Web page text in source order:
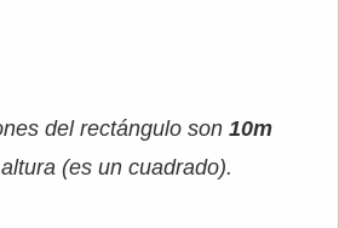
del rectángulo son 10m
(es un cuadrado).